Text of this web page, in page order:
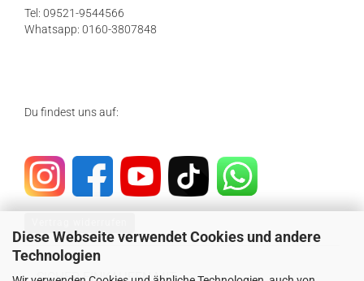
Diese Webseite verwendet Cookies und andere
Technologien
Tel: 09521-9544566
Whatsapp: 0160-3807848
Du findest uns auf:
SICHER EINKAUFEN MIT